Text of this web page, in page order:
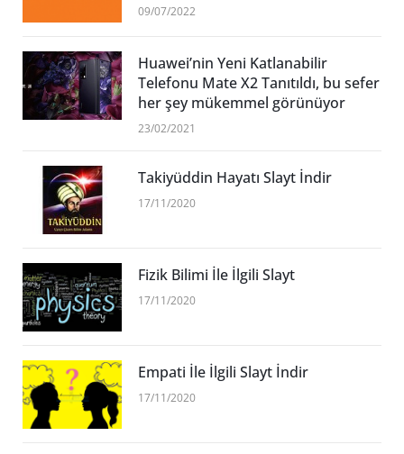
09/07/2022
Huawei’nin Yeni Katlanabilir
Telefonu Mate X2 Tanıtıldı, bu sefer
her şey mükemmel görünüyor
23/02/2021
Takiyüddin Hayatı Slayt İndir
17/11/2020
Fizik Bilimi İle İlgili Slayt
17/11/2020
Empati İle İlgili Slayt İndir
17/11/2020